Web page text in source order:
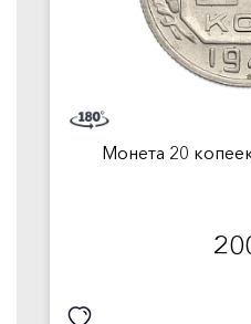
Монета 20